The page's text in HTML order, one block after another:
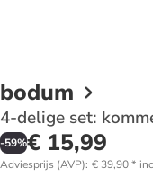
bodum
4-delige set:
-59%€ 15,99
Adviesprijs (AVP): € 39,90*